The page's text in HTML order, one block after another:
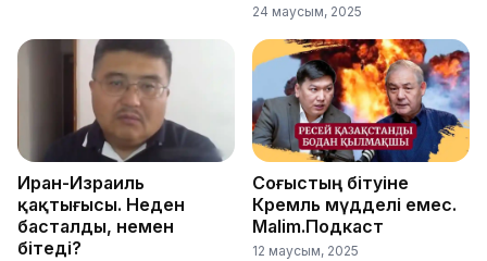
24 маусым, 2025
Иран-Израиль
қақтығысы. Неден
басталды, немен
бітеді?
Соғыстың бітуіне
Кремль мүдделі емес.
Malim.Подкаст
12 маусым, 2025